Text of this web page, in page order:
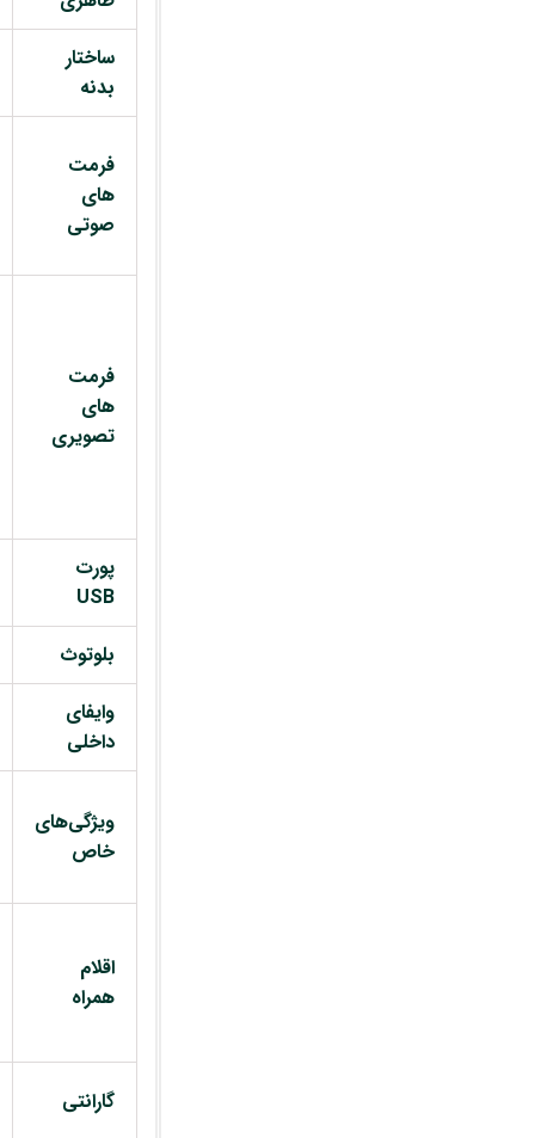
ساختار
بدنه
فرمت
های
صوتی
فرمت
های
تصویری
پورت
USB
بلوتوث
وایفای
داخلی
ویژگی‌های
خاص
اقلام
همراه
گارانتی